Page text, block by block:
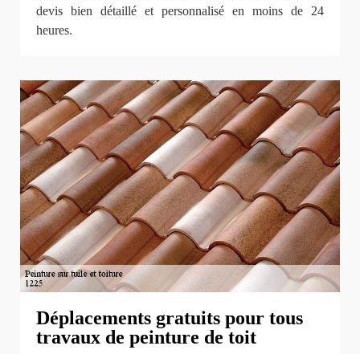
devis bien détaillé et personnalisé en moins de 24
heures.
Déplacements gratuits pour tous
travaux de peinture de toit